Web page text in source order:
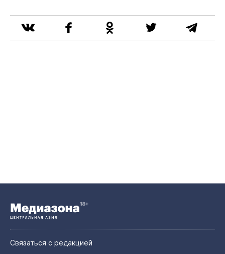
Связаться с редакцией